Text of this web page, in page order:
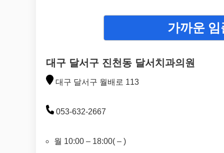
가까운 임
대구 달서구 진천동 달서치과의원
대구 달서구 월배로 113
053-632-2667
월 10:00 – 18:00( – )